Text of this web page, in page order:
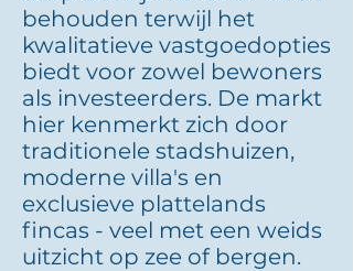
behouden terwijl het
kwalitatieve vastgoedopties
biedt voor zowel bewoners
als investeerders. De markt
hier kenmerkt zich door
traditionele stadshuizen,
moderne villa's en
exclusieve plattelands
fincas - veel met een weids
uitzicht op zee of bergen.